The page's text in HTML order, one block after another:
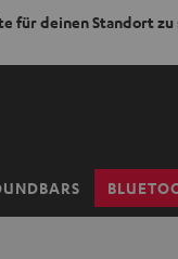
für deinen Standort zu